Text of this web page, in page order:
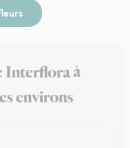
Interflora à
environs